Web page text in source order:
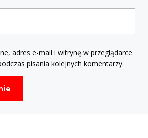
adres e-mail i witrynę w przeglądarce
pisania kolejnych komentarzy.